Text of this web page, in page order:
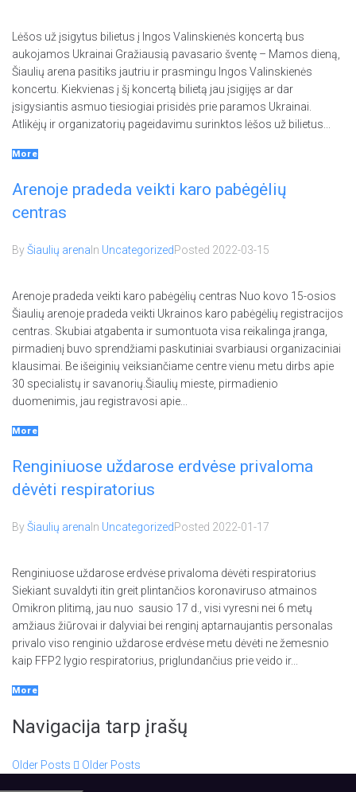
Lėšos už įsigytus bilietus į Ingos Valinskienės koncertą bus
aukojamos Ukrainai Gražiausią pavasario šventę – Mamos dieną,
Šiaulių arena pasitiks jautriu ir prasmingu Ingos Valinskienės
koncertu. Kiekvienas į šį koncertą bilietą jau įsigijęs ar dar
įsigysiantis asmuo tiesiogiai prisidės prie paramos Ukrainai.
Atlikėjų ir organizatorių pageidavimu surinktos lėšos už bilietus...
More
Arenoje pradeda veikti karo pabėgėlių
centras
ByŠiaulių arena In UncategorizedPosted 2022-03-15
Arenoje pradeda veikti karo pabėgėlių centras Nuo kovo 15-osios
Šiaulių arenoje pradeda veikti Ukrainos karo pabėgėlių registracijos
centras. Skubiai atgabenta ir sumontuota visa reikalinga įranga,
pirmadienį buvo sprendžiami paskutiniai svarbiausi organizaciniai
klausimai. Be išeiginių veiksiančiame centre vienu metu dirbs apie
30 specialistų ir savanorių.Šiaulių mieste, pirmadienio
duomenimis, jau registravosi apie...
More
Renginiuose uždarose erdvėse privaloma
dėvėti respiratorius
ByŠiaulių arena In UncategorizedPosted 2022-01-17
Renginiuose uždarose erdvėse privaloma dėvėti respiratorius
Siekiant suvaldyti itin greit plintančios koronaviruso atmainos
Omikron plitimą, jau nuo sausio 17 d., visi vyresni nei 6 metų
amžiaus žiūrovai ir dalyviai bei renginį aptarnaujantis personalas
privalo viso renginio uždarose erdvėse metu dėvėti ne žemesnio
kaip FFP2 lygio respiratorius, priglundančius prie veido ir...
More
Navigacija tarp įrašų
Older Posts Older Posts